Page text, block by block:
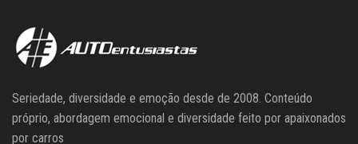
Seriedade, diversidade e emoção desde de 2008. Conteúdo
próprio, abordagem emocional e diversidade feito por apaixonados
por carros